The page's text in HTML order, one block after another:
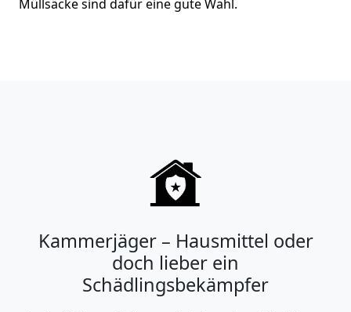
Müllsäcke sind dafür eine gute Wahl.
Kammerjäger – Hausmittel oder
doch lieber ein
Schädlingsbekämpfer